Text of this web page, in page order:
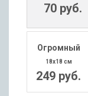
70 руб.
Огромный
18x18 см
249 руб.